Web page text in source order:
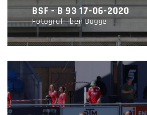
BSF - B 93 17-06-2020
Fotograf: Iben Bagge